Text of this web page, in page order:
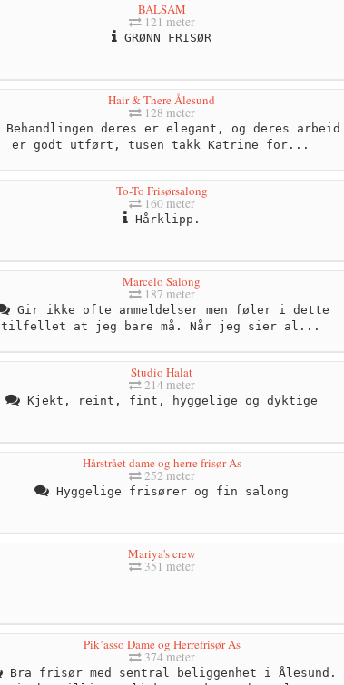
BALSAM
121 meter
GRØNN FRISØR
Hair & There Ålesund
128 meter
Behandlingen deres er elegant, og deres arbeid
er godt utført, tusen takk Katrine for...
To-To Frisørsalong
160 meter
Hårklipp.
Marcelo Salong
187 meter
Gir ikke ofte anmeldelser men føler i dette
tilfellet at jeg bare må. Når jeg sier al...
Studio Halat
214 meter
Kjekt, reint, fint, hyggelige og dyktige
Hårstrået dame og herre frisør As
252 meter
Hyggelige frisører og fin salong
Mariya's crew
351 meter
Pik’asso Dame og Herrefrisør As
374 meter
Bra frisør med sentral beliggenhet i Ålesund.